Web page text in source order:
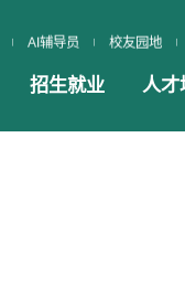
AI辅导员 校友园地
招生就业 人才